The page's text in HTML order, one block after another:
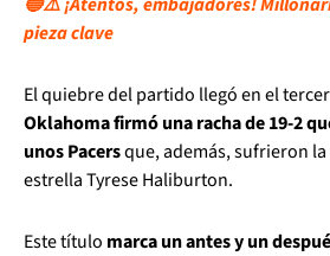
pieza clave
El quiebre del partido llegó en el
Oklahoma firmó una racha de 19-2
unos Pacersque, además, sufrieron
estrella Tyrese Haliburton.
Este título marca un antes y un